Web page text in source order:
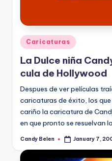
Posted
in
Caricaturas
La Dulce niña
cula de Hollywood
Despues de ver pelí­culas
caricaturas de éxito, los
cariño la caricatura de
en que pronto se resuelvan
Posted
Candy Belen January 7,